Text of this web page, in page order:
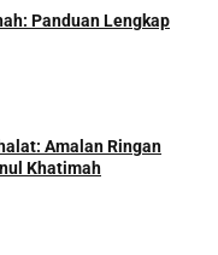
Panduan Lengkap
Amalan Ringan
Khatimah